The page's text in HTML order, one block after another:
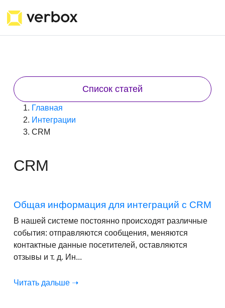
Список статей
Главная
Интеграции
CRM
CRM
Общая информация для интеграций с CRM
В нашей системе постоянно происходят различные
события: отправляются сообщения, меняются
контактные данные посетителей, оставляются
отзывы и т. д. Ин...
Читать дальше ➝